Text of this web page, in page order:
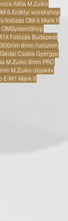
Attila M.Zuiko
5 Erdélyi worskshop
fotózásOM-5 Mark II
OMSystemShop
Fotózás Budapest
8mm halszem
Gedai Csaba Gyergyo
M.Zuiko 8mm PRO
M.Zuiko objektív
E-M1 Mark II